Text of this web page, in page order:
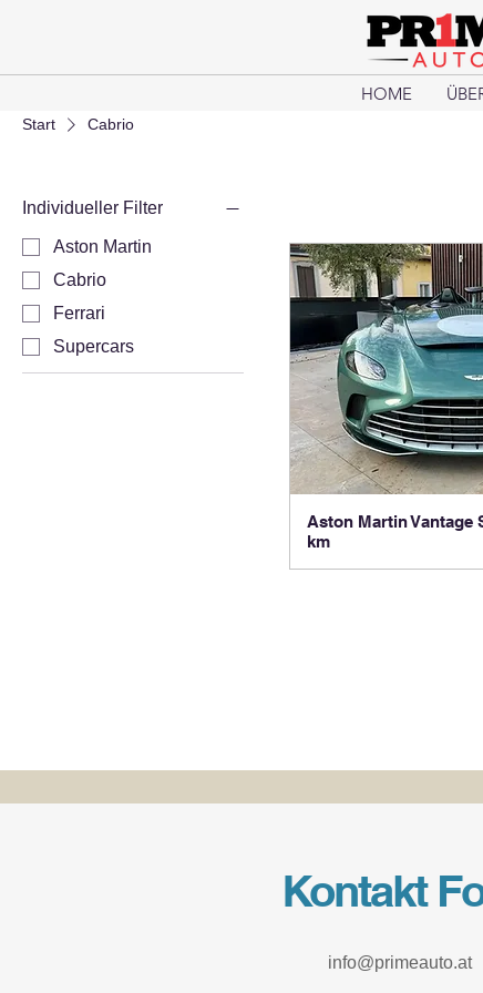
HOME
Start Cabrio
Individueller Filter
Aston Martin
Cabrio
Ferrari
Supercars
Aston Martin Vantage
km
Kontakt
info@primeauto.at